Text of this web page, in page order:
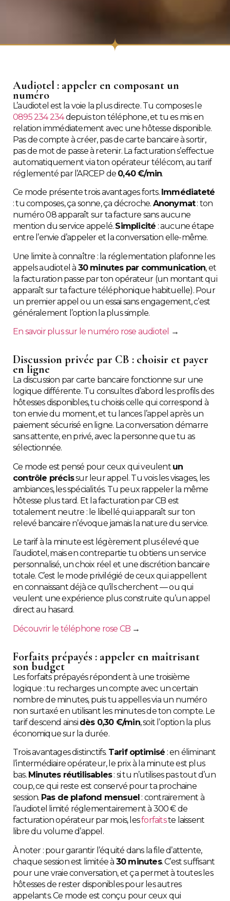
Audiotel : appeler en composant un
numéro
L’audiotel est la voie la plus directe. Tu composes le
0895 234 234depuis ton téléphone, et tu es mis en
relation immédiatement avec une hôtesse disponible.
Pas de compte à créer, pas de carte bancaire à sortir,
pas de mot de passe à retenir. La facturation s’effectue
automatiquement via ton opérateur télécom, au tarif
réglementé par l’ARCEP de 0,40 €/min.
Ce mode présente trois avantages forts. Immédiateté
: tu composes, ça sonne, ça décroche. Anonymat: ton
numéro 08 apparaît sur ta facture sans aucune
mention du service appelé. Simplicité : aucune étape
entre l’envie d’appeler et la conversation elle-même.
Une limite à connaître : la réglementation plafonne les
appels audiotel à 30 minutes par communication, et
la facturation passe par ton opérateur (un montant qui
apparaît sur ta facture téléphonique habituelle). Pour
un premier appel ou un essai sans engagement, c’est
généralement l’option la plus simple.
En savoir plus sur le numéro rose audiotel →
Discussion privée par CB : choisir et payer
en ligne
La discussion par carte bancaire fonctionne sur une
logique différente. Tu consultes d’abord les profils des
hôtesses disponibles, tu choisis celle qui correspond à
ton envie du moment, et tu lances l’appel après un
paiement sécurisé en ligne. La conversation démarre
sans attente, en privé, avec la personne que tu as
sélectionnée.
Ce mode est pensé pour ceux qui veulent un
contrôle précissur leur appel. Tu vois les visages, les
ambiances, les spécialités. Tu peux rappeler la même
hôtesse plus tard. Et la facturation par CB est
totalement neutre : le libellé qui apparaît sur ton
relevé bancaire n’évoque jamais la nature du service.
Le tarif à la minute est légèrement plus élevé que
l’audiotel, mais en contrepartie tu obtiens un service
personnalisé, un choix réel et une discrétion bancaire
totale. C’est le mode privilégié de ceux qui appellent
en connaissant déjà ce qu’ils cherchent — ou qui
veulent une expérience plus construite qu’un appel
direct au hasard.
Découvrir le téléphone rose CB →
Forfaits prépayés : appeler en maîtrisant
son budget
Les forfaits prépayés répondent à une troisième
logique : tu recharges un compte avec un certain
nombre de minutes, puis tu appelles via un numéro
non surtaxé en utilisant les minutes de ton compte. Le
tarif descend ainsi dès 0,30 €/min, soit l’option la plus
économique sur la durée.
Trois avantages distinctifs. Tarif optimisé : en éliminant
l’intermédiaire opérateur, le prix à la minute est plus
bas. Minutes réutilisables: si tu n’utilises pas tout d’un
coup, ce qui reste est conservé pour ta prochaine
session. Pas de plafond mensuel : contrairement à
l’audiotel limité réglementairement à 300 € de
facturation opérateur par mois, lesforfaitste laissent
libre du volume d’appel.
À noter : pour garantir l’équité dans la file d’attente,
chaque session est limitée à 30 minutes. C’est suffisant
pour une vraie conversation, et ça permet à toutes les
hôtesses de rester disponibles pour les autres
appelants. Ce mode est conçu pour ceux qui